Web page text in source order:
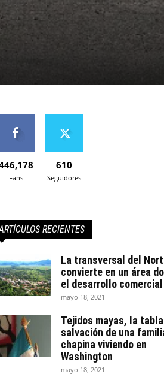
Fans
610
Seguidores
RECIENTES
La transversal del
convierte en un área
el desarrollo comercial
mayo 18, 2021
Tejidos mayas, la
salvación de una
chapina viviendo en
Washington
mayo 18, 2021